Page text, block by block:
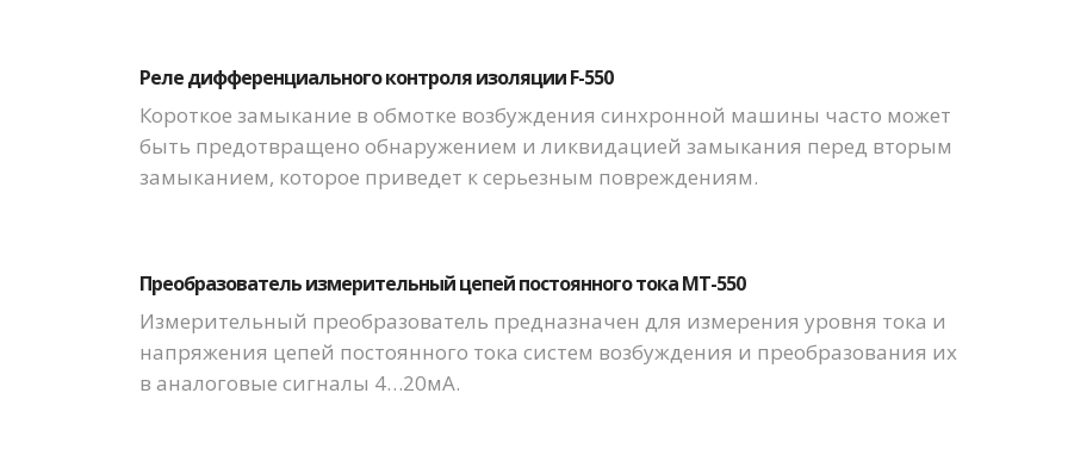
Реле дифференциального контроля изоляции F-550
Короткое замыкание в обмотке возбуждения синхронной машины часто может
быть предотвращено обнаружением и ликвидацией замыкания перед вторым
замыканием, которое приведет к серьезным повреждениям.
Преобразователь измерительный цепей постоянного тока MT-550
Измерительный преобразователь предназначен для измерения уровня тока и
напряжения цепей постоянного тока систем возбуждения и преобразования их
в аналоговые сигналы 4…20мА.